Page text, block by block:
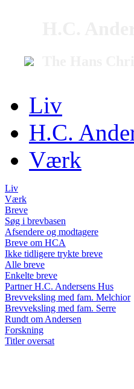
Liv
H.C.
Værk
Liv
Værk
Breve
Søg i brevbasen
Afsendere og modtagere
Breve om HCA
Ikke tidligere trykte breve
Alle breve
Enkelte breve
Partner H.C. Andersens Hus
Brevveksling med fam. Melchior
Brevveksling med fam. Serre
Rundt om Andersen
Forskning
Titler oversat